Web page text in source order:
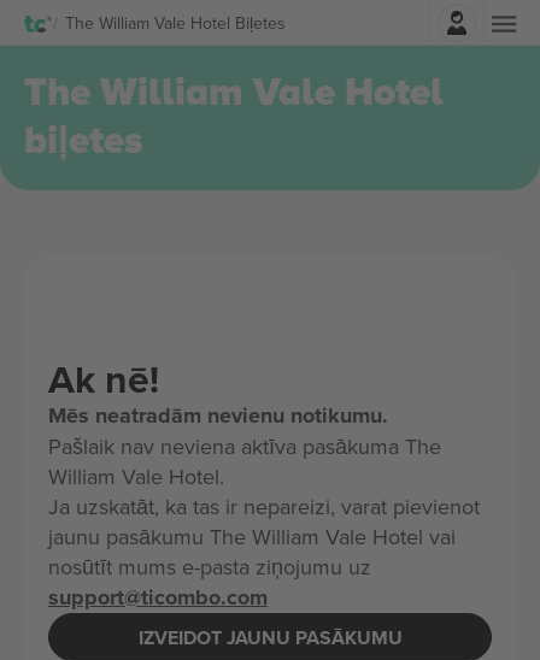
The William Vale Hotel Biļetes
The William Vale Hotel
biļetes
Ak nē!
Mēs neatradām nevienu notikumu.
Pašlaik nav neviena aktīva pasākuma The
William Vale Hotel.
Ja uzskatāt, ka tas ir nepareizi, varat pievienot
jaunu pasākumu The William Vale Hotel vai
nosūtīt mums e-pasta ziņojumu uz
support@ticombo.com
IZVEIDOT JAUNU PASĀKUMU